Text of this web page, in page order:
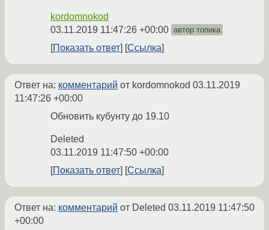
kordomnokod
03.11.2019 11:47:26 +00:00 автор топика
Показать ответ Ссылка
Ответ на: комментарий от kordomnokod 03.11.2019
11:47:26 +00:00
Обновить кубунту до 19.10
Deleted
03.11.2019 11:47:50 +00:00
Показать ответ
Ссылка
Ответ на: комментарий от Deleted 03.11.2019 11:47:50
+00:00